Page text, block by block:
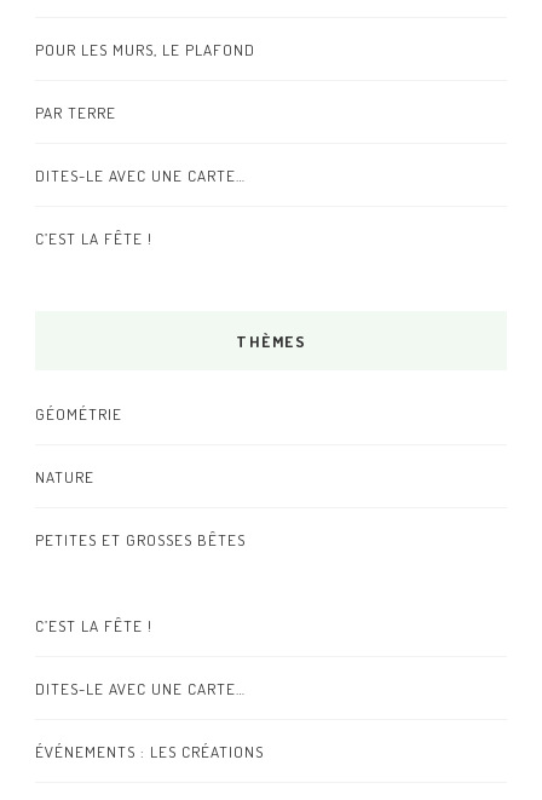
POUR LES MURS, LE PLAFOND
PAR TERRE
DITES-LE AVEC UNE CARTE…
C’EST LA FÊTE !
THÈMES
GÉOMÉTRIE
NATURE
PETITES ET GROSSES BÊTES
C’EST LA FÊTE !
DITES-LE AVEC UNE CARTE…
ÉVÉNEMENTS : LES CRÉATIONS